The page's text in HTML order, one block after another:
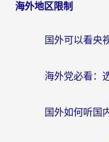
海外地区限制